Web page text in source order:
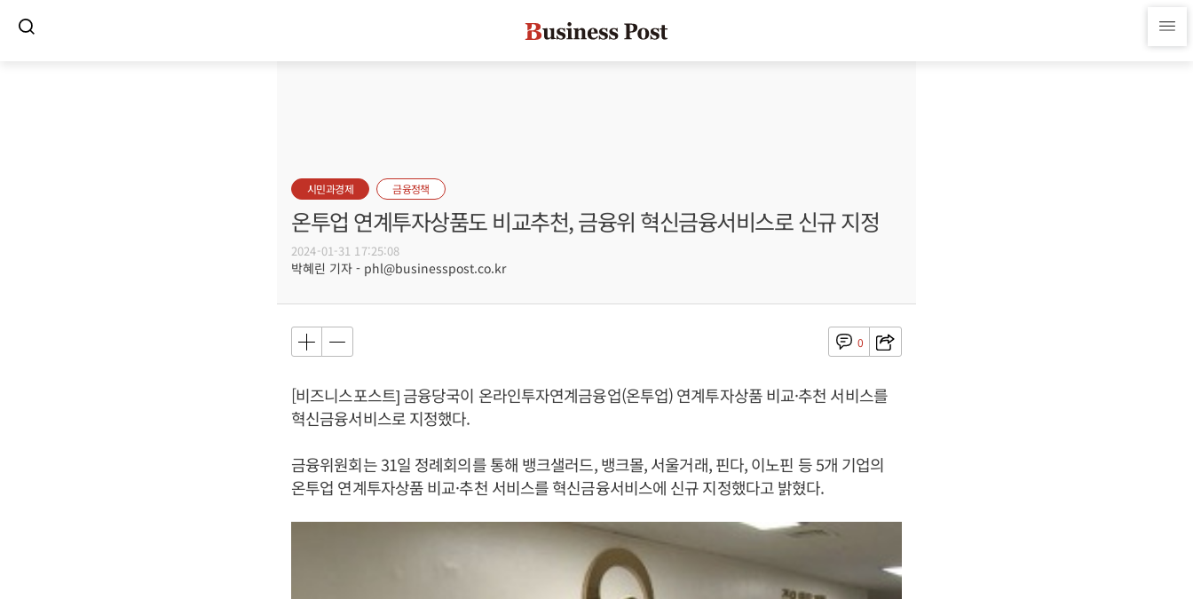
시민과경제 금융정책
온투업 연계투자상품도 비교추천, 금융위 혁신금융서비스로 신규 지정
2024-01-31 17:25:08
박혜린 기자 - phl@businesspost.co.kr
0
[비즈니스포스트] 금융당국이 온라인투자연계금융업(온투업) 연계투자상품 비교·추천 서비스를
혁신금융서비스로 지정했다.
금융위원회는 31일 정례회의를 통해 뱅크샐러드, 뱅크몰, 서울거래, 핀다, 이노핀 등 5개 기업의
온투업 연계투자상품 비교·추천 서비스를 혁신금융서비스에 신규 지정했다고 밝혔다.